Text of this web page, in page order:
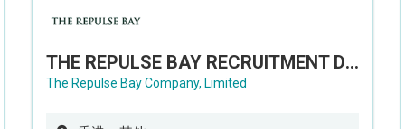
THE REPULSE BAY RECRUITMENT DAY 淺水灣影灣園人才招聘會
The Repulse Bay Company, Limited